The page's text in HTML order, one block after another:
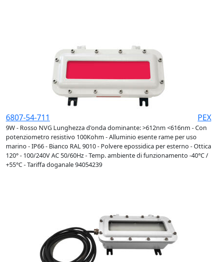
6807-54-711 PEX
9W - Rosso NVG Lunghezza d'onda dominante: >612nm <616nm - Con
potenziometro resistivo 100Kohm - Alluminio esente rame per uso
marino - IP66 - Bianco RAL 9010 - Polvere epossidica per esterno - Ottica
120° - 100/240V AC 50/60Hz - Temp. ambiente di funzionamento -40°C /
+55°C - Tariffa doganale 94054239